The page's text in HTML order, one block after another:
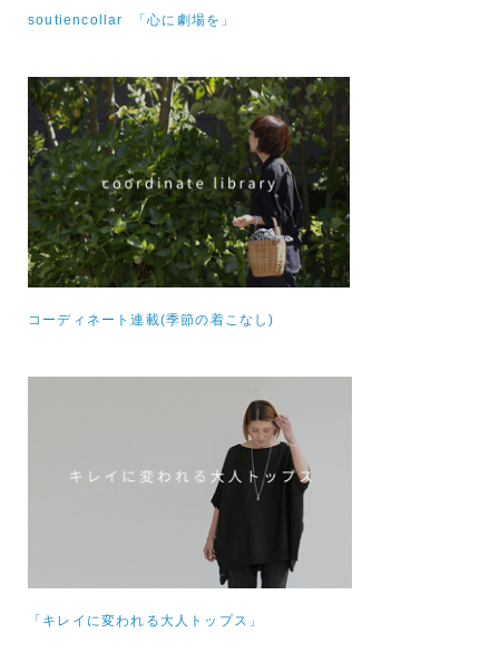
soutiencollar 「心に劇場を」
コーディネート連載(季節の着こなし)
「キレイに変われる大人トップス」